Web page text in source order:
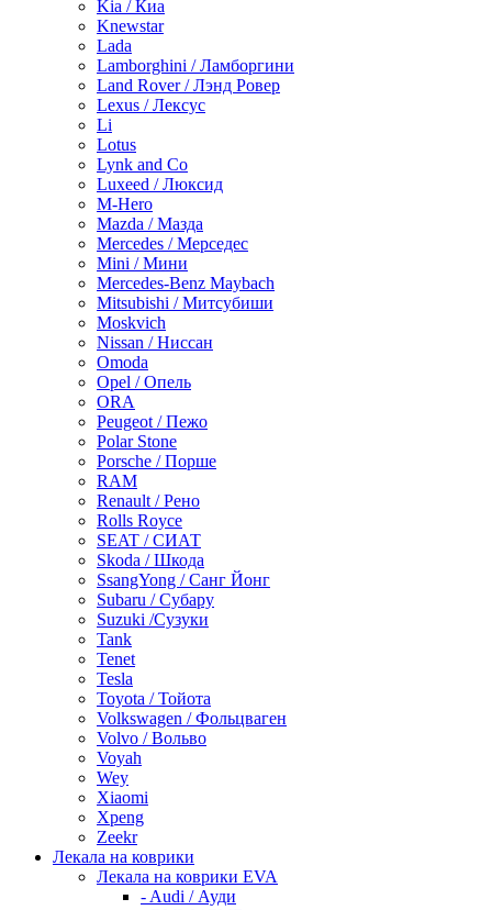
Kia / Киа
Knewstar
Lada
Lamborghini / Ламборгини
Land Rover / Лэнд Ровер
Lexus / Лексус
Li
Lotus
Lynk and Co
Luxeed / Люксид
M-Hero
Mazda / Мазда
Mercedes / Мерседес
Mini / Мини
Mercedes-Benz Maybach
Mitsubishi / Митсубиши
Moskvich
Nissan / Ниссан
Omoda
Opel / Опель
ORA
Peugeot / Пежо
Polar Stone
Porsche / Порше
RAM
Renault / Рено
Rolls Royce
SEAT / СИАТ
Skoda / Шкода
SsangYong / Санг Йонг
Subaru / Субару
Suzuki /Сузуки
Tank
Tenet
Tesla
Toyota / Тойота
Volkswagen / Фольцваген
Volvo / Вольво
Voyah
Wey
Xiaomi
Xpeng
Zeekr
Лекала на коврики
Лекала на коврики EVA
- Audi / Ауди